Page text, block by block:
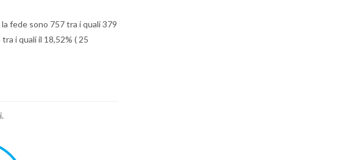
fede sono 757 tra i quali 379
i quali il 18,52% ( 25